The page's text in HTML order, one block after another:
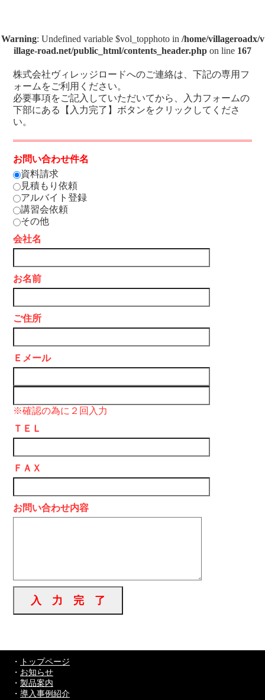
Warning: Undefined variable $vol_topphoto in /home/villageroadx/v
illage-road.net/public_html/contents_header.php on line 167
株式会社ヴィレッジロードへのご連絡は、下記の専用フ
ォームをご利用ください。
必要事項をご記入していただいてから、入力フォームの
下部にある【入力完了】ボタンをクリックしてくださ
い。
お問い合わせ件名
資料請求
見積もり依頼
アルバイト登録
講習会依頼
その他
会社名
お名前
ご住所
Ｅメール
※確認の為に２回入力
ＴＥＬ
ＦＡＸ
お問い合わせ内容
・
トップページ
・ お知らせ
・ 製品案内
・ 導入事例紹介